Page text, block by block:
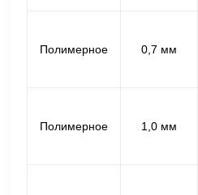
Полимерное 0,7 мм
Полимерное 1,0 мм